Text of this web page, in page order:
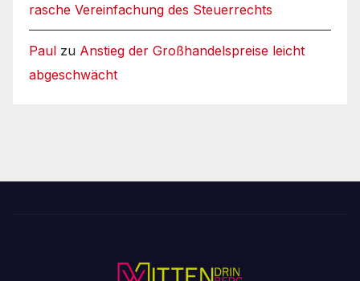
rasche Vereinfachung des Steuerrechts
Paul zu Anstieg der Großhandelspreise leicht
abgeschwächt